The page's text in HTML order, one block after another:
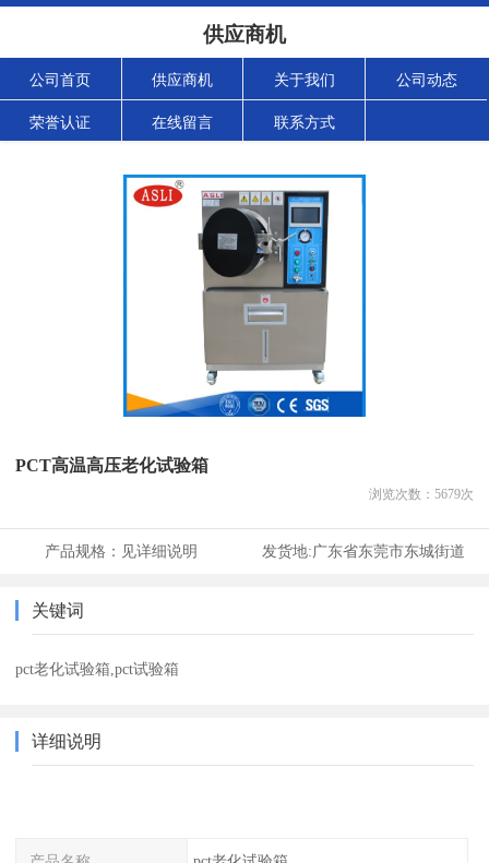
供应商机
公司首页 供应商机 关于我们 公司动态
荣誉认证 在线留言 联系方式
PCT高温高压老化试验箱
浏览次数： 5679次
产品规格： 见详细说明 发货地:广东省东莞市东城街道
关键词
pct老化试验箱,pct试验箱
详细说明